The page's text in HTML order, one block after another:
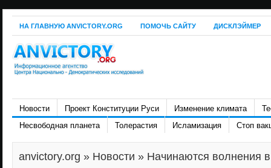
НА ГЛАВНУЮ ANVICTORY.ORG ПОМОЧЬ САЙТУ ДИСКЛЭЙМЕР
Новости Проект Конституции Руси Изменение климата
Несвободная планета
Толерастия Исламизация Стоп
anvictory.org » Новости » Начинаются волнения